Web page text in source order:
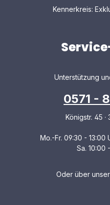
Kennerkreis:
Unterstützung
0571 -
Königstr. 45
Mo.-Fr. 09:30 - 13:00
Sa. 10:00
Oder über unser